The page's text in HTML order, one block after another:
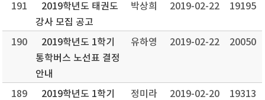
191
2019학년도 태권도
강사 모집 공고
박상희 2019-02-22 19195
190
2019학년도 1학기
통학버스 노선표 결정
안내
유하영 2019-02-22 20050
189
2019학년도 1학기
정미라 2019-02-20 19313